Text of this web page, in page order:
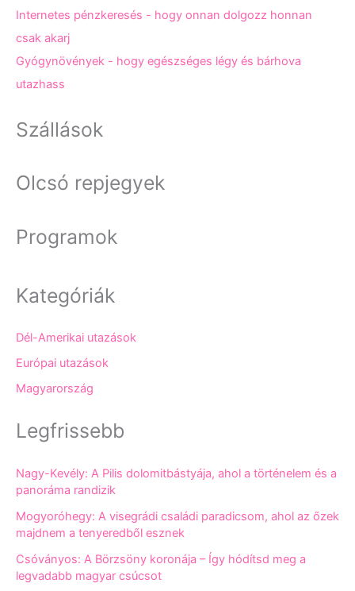
Internetes pénzkeresés - hogy onnan dolgozz honnan
csak akarj
Gyógynövények - hogy egészséges légy és bárhova
utazhass
Szállások
Olcsó repjegyek
Programok
Kategóriák
Dél-Amerikai utazások
Európai utazások
Magyarország
Legfrissebb
Nagy-Kevély: A Pilis dolomitbástyája, ahol a történelem és a
panoráma randizik
Mogyoróhegy: A visegrádi családi paradicsom, ahol az őzek
majdnem a tenyeredből esznek
Csóványos: A Börzsöny koronája – Így hódítsd meg a
legvadabb magyar csúcsot